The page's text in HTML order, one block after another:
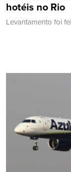
hotéis no Rio
Levantamento foi